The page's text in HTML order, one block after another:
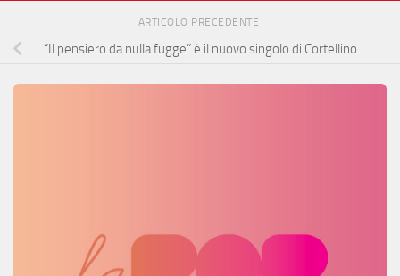
ARTICOLO PRECEDENTE
“Il pensiero da nulla fugge” è il nuovo singolo di Cortellino